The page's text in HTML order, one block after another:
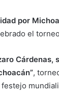
por
el torneo
Cárdenas,
,